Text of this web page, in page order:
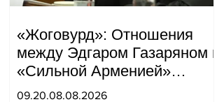
«Жоговурд»: Отношения
между Эдгаром Газаряном и
«Сильной Арменией»
обострились.
09.20.08.08.2026